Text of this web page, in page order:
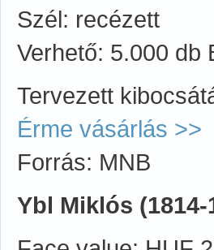
Szél: recézett
Verhető: 5.000 db
Tervezett
Érme vásárlás >>
Forrás: MNB
Ybl Miklós (1814-